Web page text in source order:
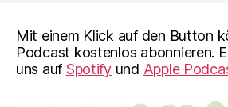
Mit einem Klick auf den Button
Podcast kostenlos abonnieren.
uns auf Spotifyund Apple